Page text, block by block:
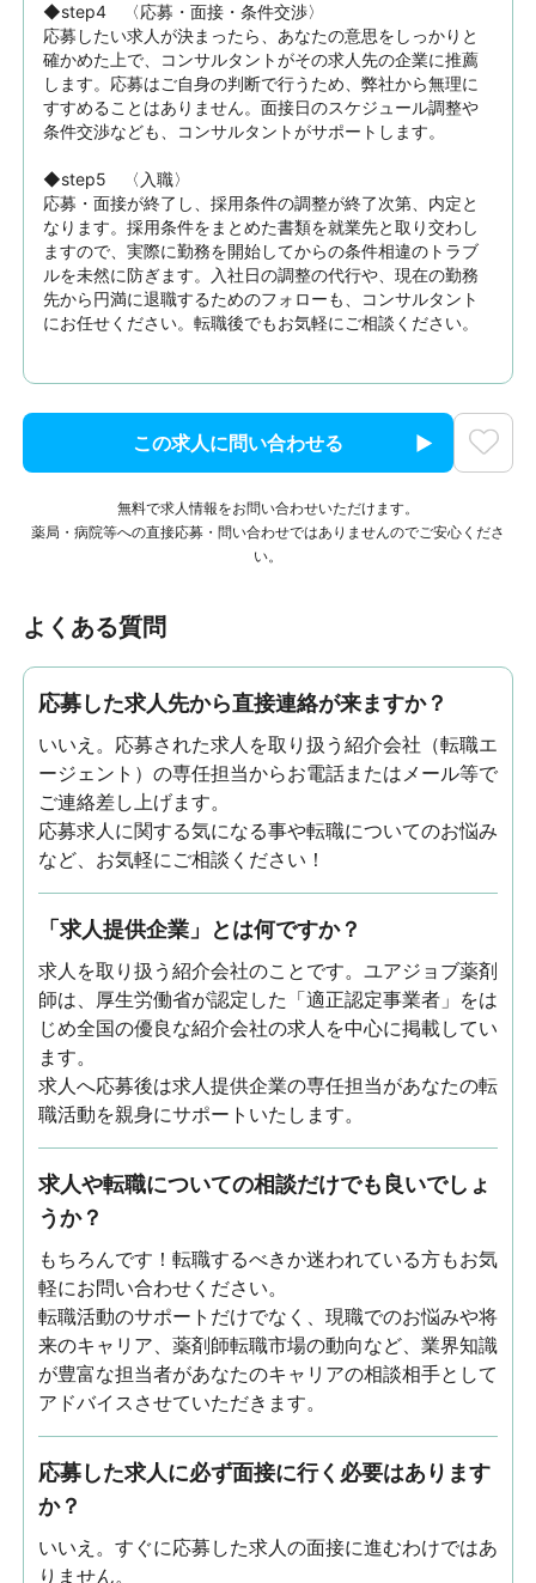
◆step4　〈応募・面接・条件交渉〉
応募したい求人が決まったら、あなたの意思をしっかりと
確かめた上で、コンサルタントがその求人先の企業に推薦
します。応募はご自身の判断で行うため、弊社から無理に
すすめることはありません。面接日のスケジュール調整や
条件交渉なども、コンサルタントがサポートします。
◆step5　〈入職〉
応募・面接が終了し、採用条件の調整が終了次第、内定と
なります。採用条件をまとめた書類を就業先と取り交わし
ますので、実際に勤務を開始してからの条件相違のトラブ
ルを未然に防ぎます。入社日の調整の代行や、現在の勤務
先から円満に退職するためのフォローも、コンサルタント
にお任せください。転職後でもお気軽にご相談ください。
この求人に問い合わせる
無料で求人情報をお問い合わせいただけます。
薬局・病院等への直接応募・問い合わせではありませんのでご安心くださ
い。
よくある質問
応募した求人先から直接連絡が来ますか？
いいえ。応募された求人を取り扱う紹介会社（転職エ
ージェント）の専任担当からお電話またはメール等で
ご連絡差し上げます。
応募求人に関する気になる事や転職についてのお悩み
など、お気軽にご相談ください！
「求人提供企業」とは何ですか？
求人を取り扱う紹介会社のことです。ユアジョブ薬剤
師は、厚生労働省が認定した「適正認定事業者」をは
じめ全国の優良な紹介会社の求人を中心に掲載してい
ます。
求人へ応募後は求人提供企業の専任担当があなたの転
職活動を親身にサポートいたします。
求人や転職についての相談だけでも良いでしょ
うか？
もちろんです！転職するべきか迷われている方もお気
軽にお問い合わせください。
転職活動のサポートだけでなく、現職でのお悩みや将
来のキャリア、薬剤師転職市場の動向など、業界知識
が豊富な担当者があなたのキャリアの相談相手として
アドバイスさせていただきます。
応募した求人に必ず面接に行く必要はあります
か？
いいえ。すぐに応募した求人の面接に進むわけではあ
りません。